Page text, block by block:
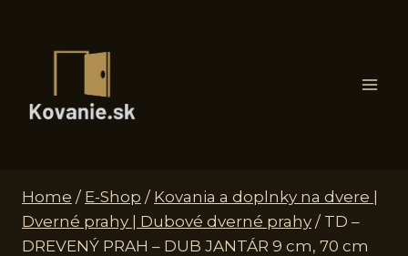
Home / E-Shop / Kovania a doplnky na dvere |
Dverné prahy | Dubové dverné prahy / TD –
DREVENÝ PRAH – DUB JANTÁR 9 cm, 70 cm